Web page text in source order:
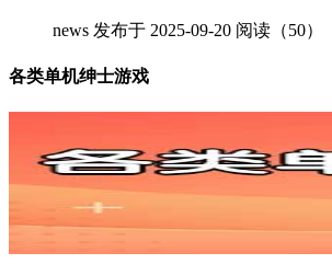
news 发布于 2025-09-20 阅读（50）
各类单机绅士游戏